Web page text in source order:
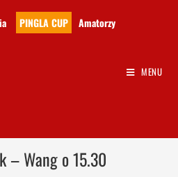
PINGLA CUP Amatorzy
MENU
– Wang o 15.30